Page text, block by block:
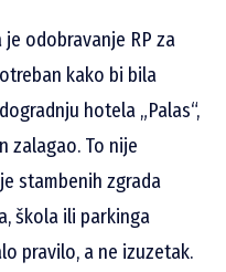
odobravanje RP za
kako bi bila
hotela „Palas“,
zalagao. To nije
stambenih zgrada
škola ili parkinga
pravilo, a ne izuzetak.